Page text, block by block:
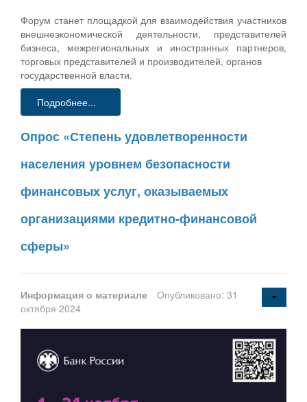
Форум станет площадкой для взаимодействия участников
внешнеэкономической деятельности, представителей
бизнеса, межрегиональных и иностранных партнеров,
торговых представителей и производителей, органов
государственной власти.
Подробнее...
Опрос «Степень удовлетворенности
населения уровнем безопасности
финансовых услуг, оказываемых
организациями кредитно-финансовой
сферы»
Информация о материале
Опубликовано: 31
октября 2024